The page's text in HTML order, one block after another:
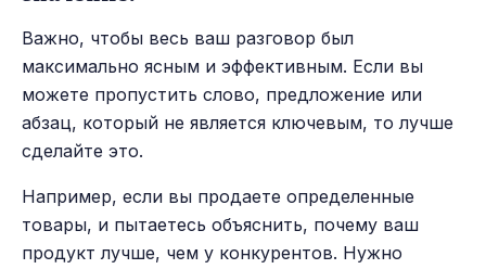
Важно, чтобы весь ваш разговор был
максимально ясным и эффективным. Если вы
можете пропустить слово, предложение или
абзац, который не является ключевым, то лучше
сделайте это.
Например, если вы продаете определенные
товары, и пытаетесь объяснить, почему ваш
продукт лучше, чем у конкурентов. Нужно